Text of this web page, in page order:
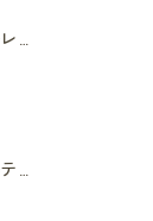
#むく食堂 #三豊市 #レストラン #テイクアウト #父...
#むく食堂 #三豊市 #テイクアウト #高屋神社 #...